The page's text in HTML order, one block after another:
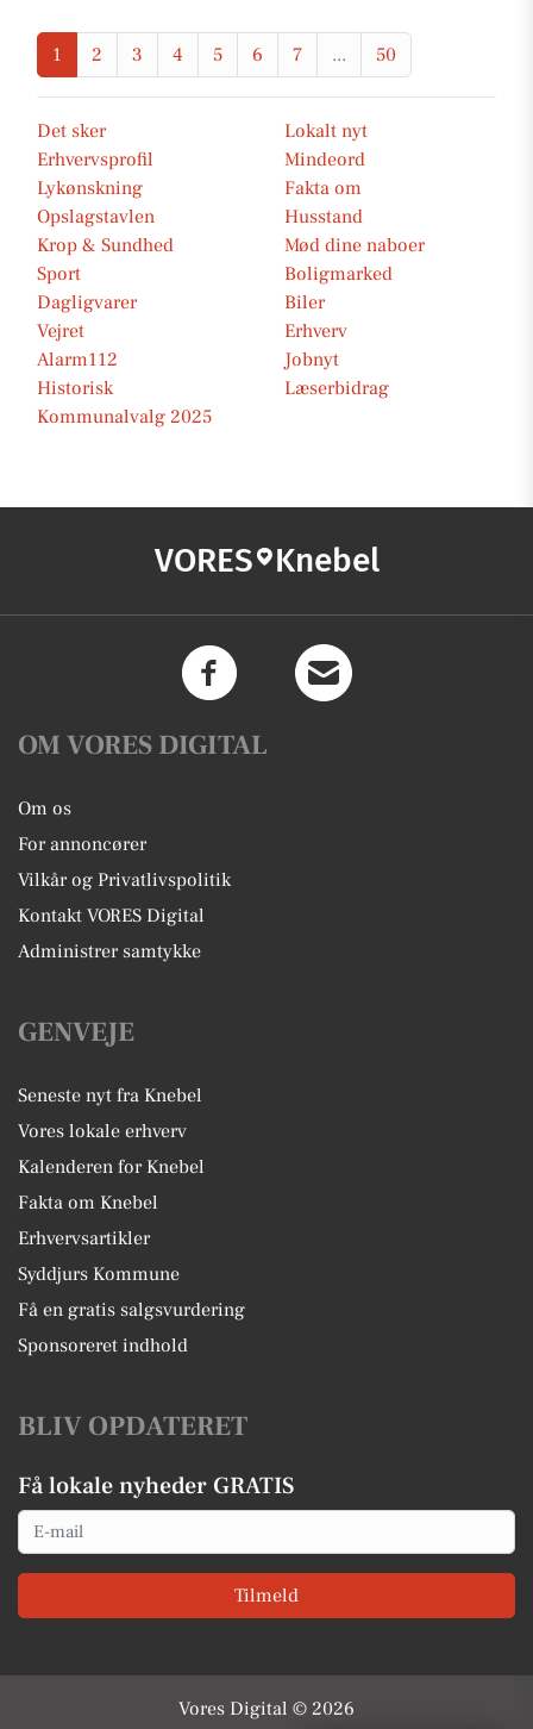
1 2 3 4 5 6 7 ... 50
Det sker
Lokalt nyt
Erhvervsprofil
Mindeord
Lykønskning
Fakta om
Opslagstavlen
Husstand
Krop & Sundhed
Mød dine naboer
Sport
Boligmarked
Dagligvarer
Biler
Vejret
Erhverv
Alarm112
Jobnyt
Historisk
Læserbidrag
Kommunalvalg 2025
VORES Knebel
OM VORES DIGITAL
Om os
For annoncører
Vilkår og Privatlivspolitik
Kontakt VORES Digital
Administrer samtykke
GENVEJE
Seneste nyt fra Knebel
Vores lokale erhverv
Kalenderen for Knebel
Fakta om Knebel
Erhvervsartikler
Syddjurs Kommune
Få en gratis salgsvurdering
Sponsoreret indhold
BLIV OPDATERET
Få lokale nyheder GRATIS
Email
Tilmeld
Vores Digital © 2026